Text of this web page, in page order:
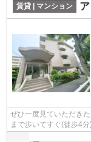
賃貸 | マンション
ぜひ一度見ていただき
まで歩いてすぐ(徒歩4